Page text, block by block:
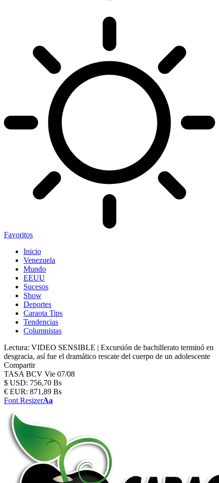
Favoritos
Inicio
Venezuela
Mundo
EEUU
Sucesos
Show
Deportes
Caraota Tips
Tendencias
Columnistas
Lectura: VIDEO SENSIBLE | Excursión de bachillerato terminó en
desgracia, así fue el dramático rescate del cuerpo de un adolescente
Compartir
TASA BCV Vie 07/08
$ USD: 756,70 Bs
€ EUR: 871,89 Bs
Font ResizerAa